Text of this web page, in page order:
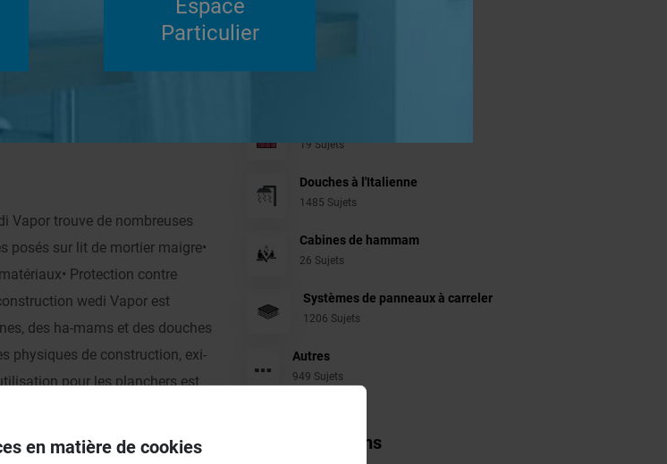
Répondre
Vapor trouve de nombreuses
posés sur lit de mortier maigre•
Protection contre
wedi Vapor est
des ha-mams et des douches
physiques de construction, exi-
pour les planchers est
ponctuel..."
19 Sujets
Douches à l'Italienne
1485 Sujets
Cabines de hammam
26 Sujets
Systèmes de panneaux à carreler
1206 Sujets
Autres
949 Sujets
Autres questions
en matière de cookies
Espace
Particulier